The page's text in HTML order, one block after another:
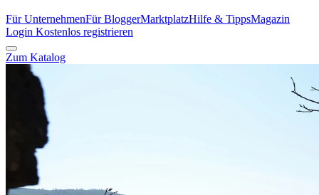
Für UnternehmenFür BloggerMarktplatzHilfe & TippsMagazin
Login Kostenlos registrieren
Zum Katalog